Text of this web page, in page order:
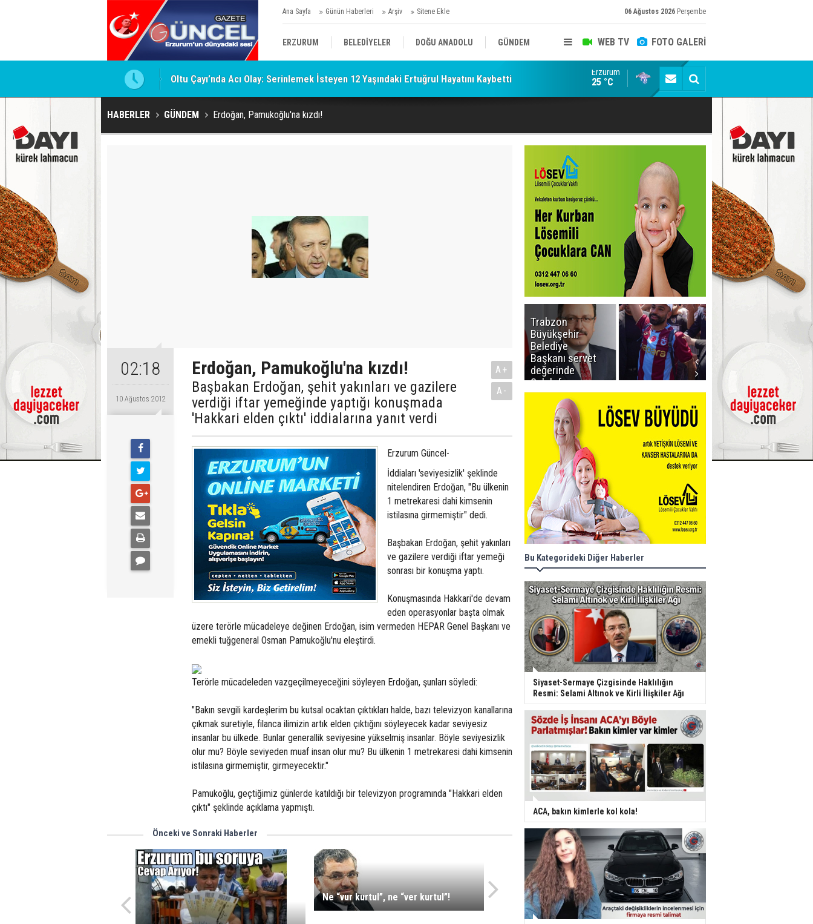
Ana Sayfa Günün Haberleri Arşiv Sitene Ekle 06 Ağustos 2026 Perşembe
WEB TV FOTO GALERİ
ERZURUM BELEDİYELER DOĞU ANADOLU GÜNDEM
SİYASET AFAD/ SAVAŞ SPOR
KÜLTÜR/SANAT//MAĞAZİN
Oltu Çayı’nda Acı Olay: Serinlemek İsteyen 12 Yaşındaki Ertuğrul Hayatını Kaybetti Trabzon Büyükşehir Belediye Başkanı servet
Erzurum
25 °C
HABERLER GÜNDEM Erdoğan, Pamukoğlu'na kızdı!
02:18
10 Ağustos 2012
Erdoğan, Pamukoğlu'na kızdı!
Başbakan Erdoğan, şehit yakınları ve gazilere
verdiği iftar yemeğinde yaptığı konuşmada
'Hakkari elden çıktı' iddialarına yanıt verdi
A+
A-
Erzurum Güncel-
İddiaları 'seviyesizlik' şeklinde
nitelendiren Erdoğan, "Bu ülkenin
1 metrekaresi dahi kimsenin
istilasına girmemiştir" dedi.
Başbakan Erdoğan, şehit yakınları
ve gazilere verdiği iftar yemeği
sonrası bir konuşma yaptı.
Konuşmasında Hakkari'de devam
eden operasyonlar başta olmak
üzere terörle mücadeleye değinen Erdoğan, isim vermeden HEPAR Genel Başkanı ve
emekli tuğgeneral Osman Pamukoğlu'nu eleştirdi.
Terörle mücadeleden vazgeçilmeyeceğini söyleyen Erdoğan, şunları söyledi:
"Bakın sevgili kardeşlerim bu kutsal ocaktan çıktıkları halde, bazı televizyon kanallarına
çıkmak suretiyle, filanca ilimizin artık elden çıktığını söyleyecek kadar seviyesiz
insanlar bu ülkede. Bunlar generallik seviyesine yükselmiş insanlar. Böyle seviyesizlik
olur mu? Böyle seviyeden muaf insan olur mu? Bu ülkenin 1 metrekaresi dahi kimsenin
istilasına girmemiştir, girmeyecektir."
Pamukoğlu, geçtiğimiz günlerde katıldığı bir televizyon programında "Hakkari elden
çıktı" şeklinde açıklama yapmıştı.
Önceki ve Sonraki Haberler
Ne “vur kurtul”, ne “ver kurtul”!
Trabzon
Büyükşehir
Belediye
Başkanı servet
değerinde
Salah forması
aldı
Erzurum'da
Bu Kategorideki Diğer Haberler
Siyaset-Sermaye Çizgisinde Haklılığın
Resmi: Selami Altınok ve Kirli İlişkiler Ağı
ACA, bakın kimlerle kol kola!